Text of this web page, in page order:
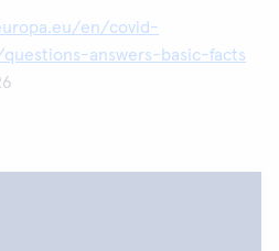
en/covid-
answers-basic-facts